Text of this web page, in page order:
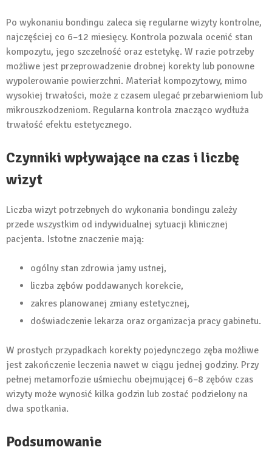
Po wykonaniu bondingu zaleca się regularne wizyty kontrolne,
najczęściej co 6–12 miesięcy. Kontrola pozwala ocenić stan
kompozytu, jego szczelność oraz estetykę. W razie potrzeby
możliwe jest przeprowadzenie drobnej korekty lub ponowne
wypolerowanie powierzchni. Materiał kompozytowy, mimo
wysokiej trwałości, może z czasem ulegać przebarwieniom lub
mikrouszkodzeniom. Regularna kontrola znacząco wydłuża
trwałość efektu estetycznego.
Czynniki wpływające na czas i liczbę
wizyt
Liczba wizyt potrzebnych do wykonania bondingu zależy
przede wszystkim od indywidualnej sytuacji klinicznej
pacjenta. Istotne znaczenie mają:
ogólny stan zdrowia jamy ustnej,
liczba zębów poddawanych korekcie,
zakres planowanej zmiany estetycznej,
doświadczenie lekarza oraz organizacja pracy gabinetu.
W prostych przypadkach korekty pojedynczego zęba możliwe
jest zakończenie leczenia nawet w ciągu jednej godziny. Przy
pełnej metamorfozie uśmiechu obejmującej 6–8 zębów czas
wizyty może wynosić kilka godzin lub zostać podzielony na
dwa spotkania.
Podsumowanie